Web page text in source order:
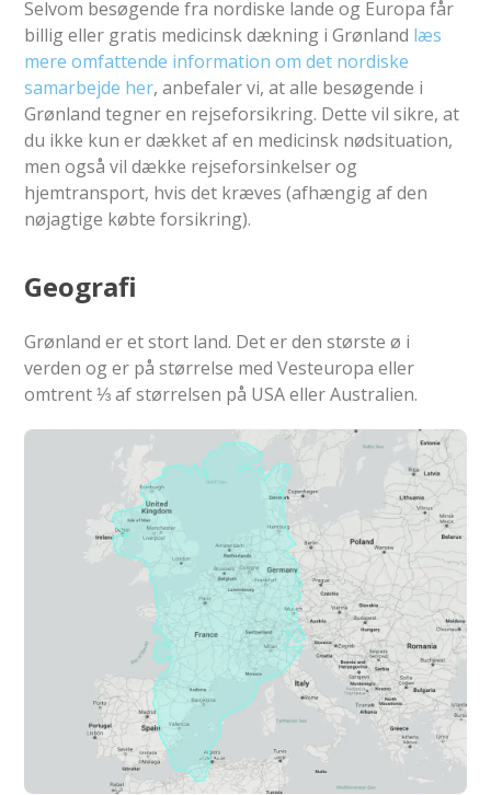
Selvom besøgende fra nordiske lande og Europa får
billig eller gratis medicinsk dækning i Grønland læs
mere omfattende information om det nordiske
samarbejde her, anbefaler vi, at alle besøgende i
Grønland tegner en rejseforsikring. Dette vil sikre, at
du ikke kun er dækket af en medicinsk nødsituation,
men også vil dække rejseforsinkelser og
hjemtransport, hvis det kræves (afhængig af den
nøjagtige købte forsikring).
Geografi
Grønland er et stort land. Det er den største ø i
verden og er på størrelse med Vesteuropa eller
omtrent ⅓ af størrelsen på USA eller Australien.